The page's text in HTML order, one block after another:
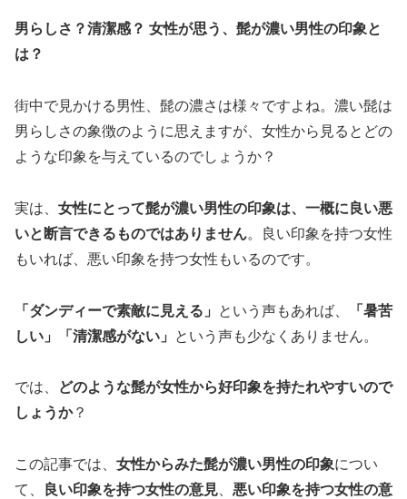
男らしさ？清潔感？ 女性が思う、髭が濃い男性の印象と
は？
街中で見かける男性、髭の濃さは様々ですよね。濃い髭は
男らしさの象徴のように思えますが、女性から見るとどの
ような印象を与えているのでしょうか？
実は、 女性にとって髭が濃い男性の印象は、一概に良い悪
いと断言できるものではありません。良い印象を持つ女性
もいれば、悪い印象を持つ女性もいるのです。
「ダンディーで素敵に見える」 という声もあれば、
「暑苦
しい」「清潔感がない」
という声も少なくありません。
では、
どのような髭が女性から好印象を持たれやすいので
しょうか？
この記事では、 女性からみた髭が濃い男性の印象につい
て、
良い印象を持つ女性の意見
悪い印象を持つ女性の意